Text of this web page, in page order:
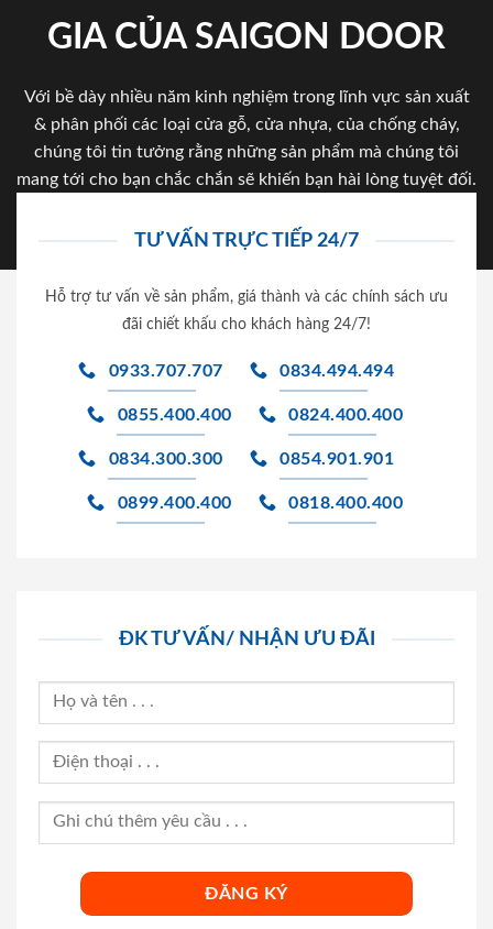
GIA CỦA SAIGON DOOR
Với bề dày nhiều năm kinh nghiệm trong lĩnh vực sản xuất
& phân phối các loại cửa gỗ, cửa nhựa, của chống cháy,
chúng tôi tin tưởng rằng những sản phẩm mà chúng tôi
mang tới cho bạn chắc chắn sẽ khiến bạn hài lòng tuyệt đối.
TƯ VẤN TRỰC TIẾP 24/7
Hỗ trợ tư vấn về sản phẩm, giá thành và các chính sách ưu
đãi chiết khấu cho khách hàng 24/7!
0933.707.707 0834.494.494
0855.400.400 0824.400.400
0834.300.300 0854.901.901
0899.400.400 0818.400.400
ĐK TƯ VẤN/ NHẬN ƯU ĐÃI